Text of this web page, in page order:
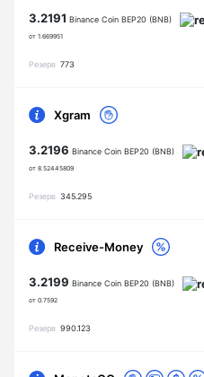
3.2191 Binance Coin BEP20 (BNB)
от 1.669951
Резерв 773
Xgram
3.2196 Binance Coin BEP20 (BNB)
от 8.52445809
Резерв 345.295
Receive-Money
3.2199 Binance Coin BEP20 (BNB)
от 0.7592
Резерв 990.123